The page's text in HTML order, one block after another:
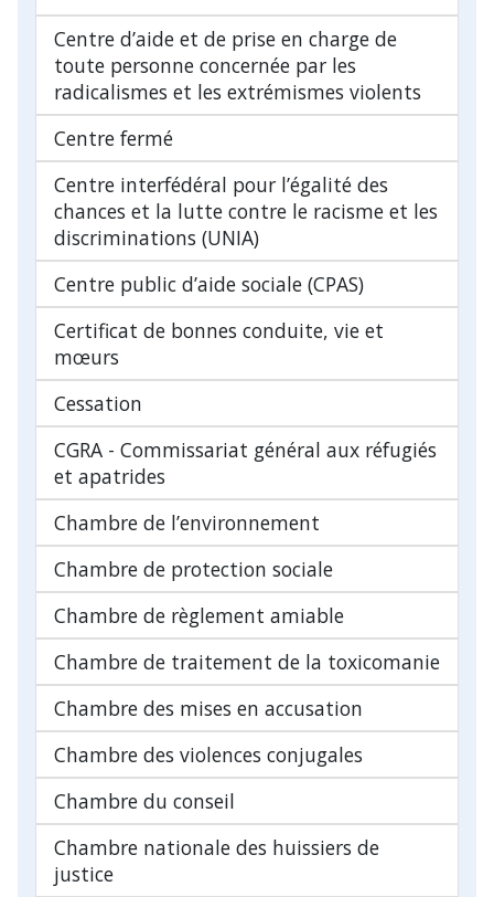
Centre d’aide et de prise en charge de
toute personne concernée par les
radicalismes et les extrémismes violents
Centre fermé
Centre interfédéral pour l’égalité des
chances et la lutte contre le racisme et les
discriminations (UNIA)
Centre public d’aide sociale (CPAS)
Certificat de bonnes conduite, vie et
mœurs
Cessation
CGRA - Commissariat général aux réfugiés
et apatrides
Chambre de l’environnement
Chambre de protection sociale
Chambre de règlement amiable
Chambre de traitement de la toxicomanie
Chambre des mises en accusation
Chambre des violences conjugales
Chambre du conseil
Chambre nationale des huissiers de
justice